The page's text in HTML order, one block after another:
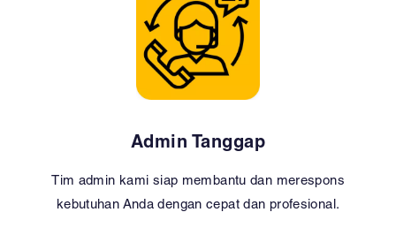
Admin Tanggap
Tim admin kami siap membantu dan merespons
kebutuhan Anda dengan cepat dan profesional.